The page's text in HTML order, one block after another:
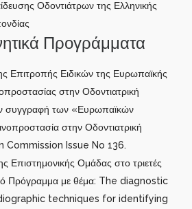
Οδοντιάτρων της Ελληνικής
Προγράμματα
Επιτροπής Ειδικών της Ευρωπαϊκής
στην Οδοντιατρική
συγγραφή των «Ευρωπαϊκών
στην Οδοντιατρική
Commission Issue No 136.
Επιστημονικής Ομάδας στο τριετές
Πρόγραμμα με θέμα: The diagnostic
techniques for identifying